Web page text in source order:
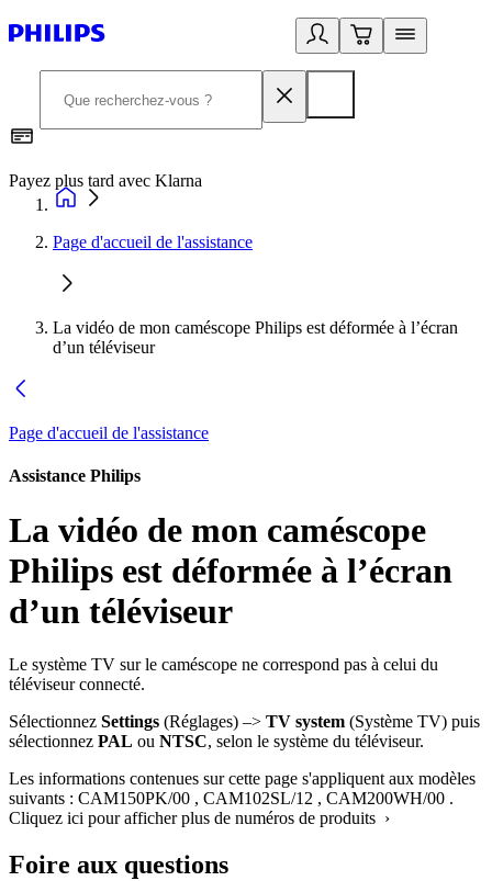
Payez plus tard avec Klarna
Page d'accueil de l'assistance
La vidéo de mon caméscope Philips est déformée à l’écran
d’un téléviseur
Page d'accueil de l'assistance
Assistance Philips
La vidéo de mon caméscope
Philips est déformée à l’écran
d’un téléviseur
Le système TV sur le caméscope ne correspond pas à celui du
téléviseur connecté.
Sélectionnez Settings (Réglages) –> TV system (Système TV) puis
sélectionnez PAL ou NTSC, selon le système du téléviseur.
Les informations contenues sur cette page s'appliquent aux modèles
suivants : CAM150PK/00 , CAM102SL/12 , CAM200WH/00 .
Cliquez ici pour afficher plus de numéros de produits ›
Foire aux questions